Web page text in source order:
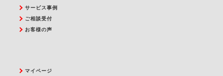
サービス事例
ご相談受付
お客様の声
マイページ